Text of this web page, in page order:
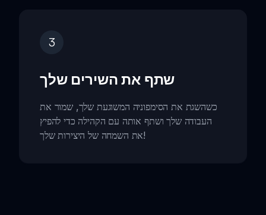
3
שתף את השירים שלך
כשהשגת את הסימפוניה המשוגעת שלך, שמור את
העבודה שלך ושתף אותה עם הקהילה כדי להפיץ
את השמחה של היצירות שלך!